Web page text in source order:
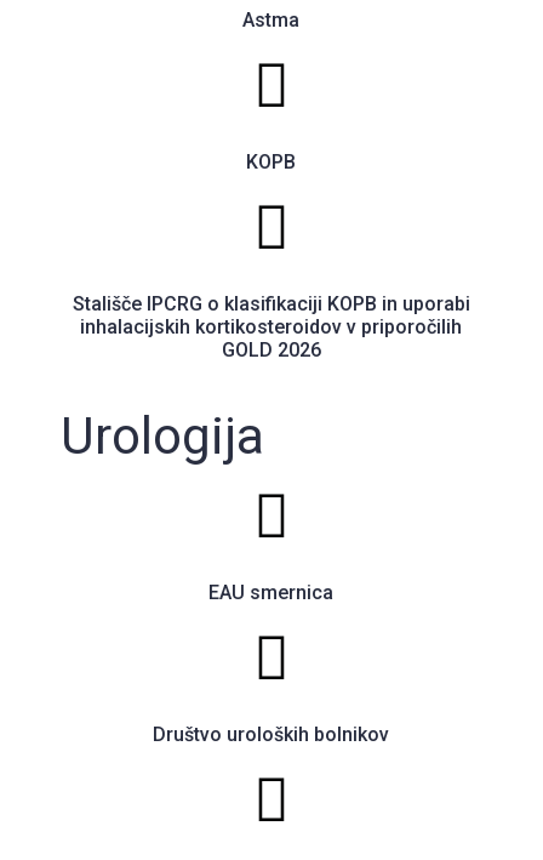
Astma
KOPB
Stališče IPCRG o klasifikaciji KOPB in uporabi
inhalacijskih kortikosteroidov v priporočilih
GOLD 2026
Urologija
EAU smernica
Društvo uroloških bolnikov